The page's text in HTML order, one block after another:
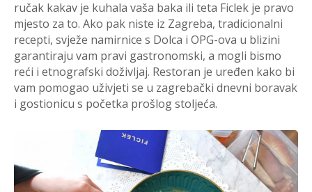
ručak kakav je kuhala vaša baka ili teta Ficlek je pravo
mjesto za to. Ako pak niste iz Zagreba, tradicionalni
recepti, svježe namirnice s Dolca i OPG-ova u blizini
garantiraju vam pravi gastronomski, a mogli bismo
reći i etnografski doživljaj. Restoran je uređen kako bi
vam pomogao uživjeti se u zagrebački dnevni boravak
i gostionicu s početka prošlog stoljeća.